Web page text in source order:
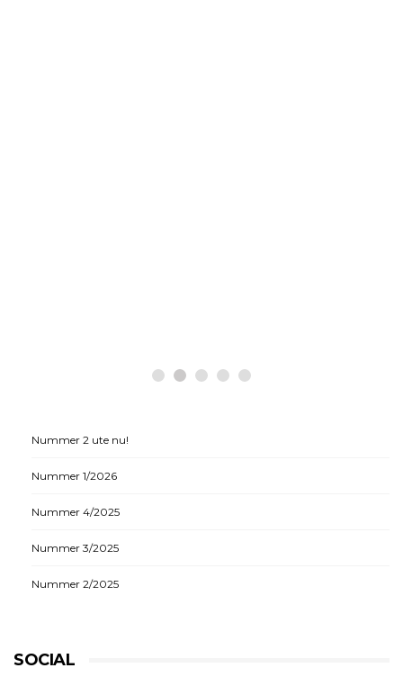
Nummer 2 ute nu!
Nummer 1/2026
Nummer 4/2025
Nummer 3/2025
Nummer 2/2025
SOCIAL